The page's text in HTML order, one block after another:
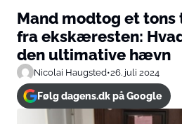
Mand modtog et
fra ekskæresten:
den ultimative hævn
Nicolai Haugsted•26. juli 2024
Følg dagens.dk på Google